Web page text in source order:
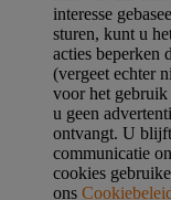
interesse
sturen, kunt u
acties beperken
(vergeet echter
voor het
u geen
ontvangt. U
communicatie
cookies
ons